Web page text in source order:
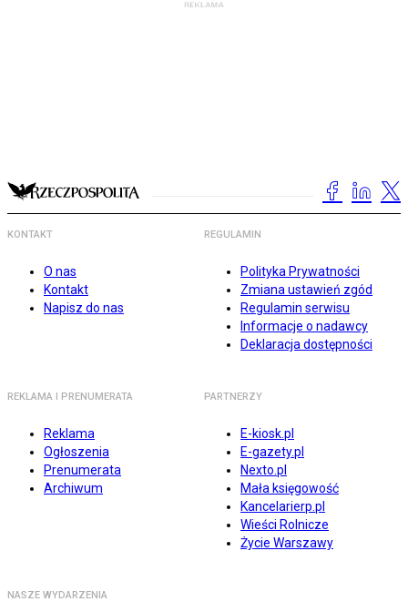
KONTAKT
O nas
Kontakt
Napisz do nas
REGULAMIN
Polityka Prywatności
Zmiana ustawień zgód
Regulamin serwisu
Informacje o nadawcy
Deklaracja dostępności
REKLAMA I PRENUMERATA
Reklama
Ogłoszenia
Prenumerata
Archiwum
PARTNERZY
E-kiosk.pl
E-gazety.pl
Nexto.pl
Mała księgowość
Kancelarierp.pl
Wieści Rolnicze
Życie Warszawy
NASZE WYDARZENIA